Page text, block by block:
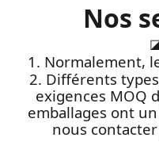
Nos
1. Normalement,
2. Différents
exigences MOQ
emballages ont
nous